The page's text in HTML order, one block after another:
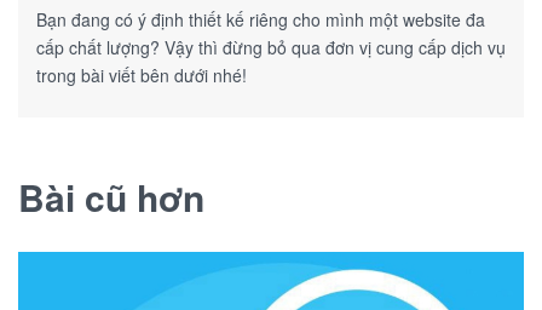
Bạn đang có ý định thiết kế riêng cho mình một website đa
cấp chất lượng? Vậy thì đừng bỏ qua đơn vị cung cấp dịch vụ
trong bài viết bên dưới nhé!
Bài cũ hơn